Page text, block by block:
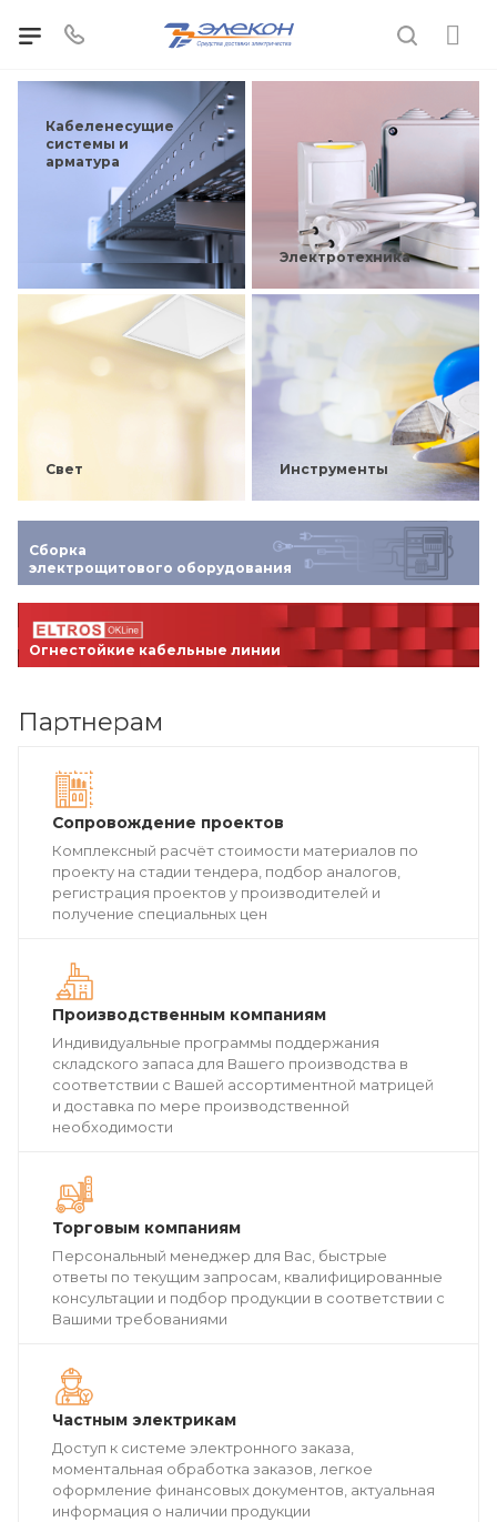
Кабеленесущие
системы и
арматура
Электротехника
Свет Инструменты
Сборка
электрощитового оборудования
Огнестойкие кабельные линии
Партнерам
Сопровождение проектов
Комплексный расчёт стоимости материалов по
проекту на стадии тендера, подбор аналогов,
регистрация проектов у производителей и
получение специальных цен
Производственным компаниям
Индивидуальные программы поддержания
складского запаса для Вашего производства в
соответствии с Вашей ассортиментной матрицей
и доставка по мере производственной
необходимости
Торговым компаниям
Персональный менеджер для Вас, быстрые
ответы по текущим запросам, квалифицированные
консультации и подбор продукции в соответствии с
Вашими требованиями
Частным электрикам
Доступ к системе электронного заказа,
моментальная обработка заказов, легкое
оформление финансовых документов, актуальная
информация о наличии продукции